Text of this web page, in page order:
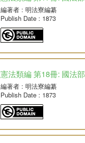
編著者 : 明法寮編纂
Publish Date : 1873
憲法類編 第18冊: 國法
編著者 : 明法寮編纂
Publish Date : 1873